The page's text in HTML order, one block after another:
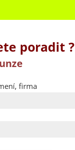
poradit ?
firma